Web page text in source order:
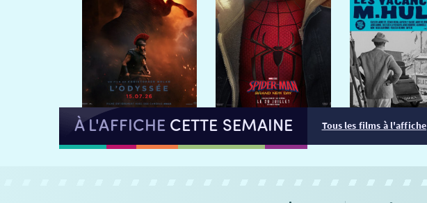
À L'AFFICHE CETTE SEMAINE Tous les films à l'affiche